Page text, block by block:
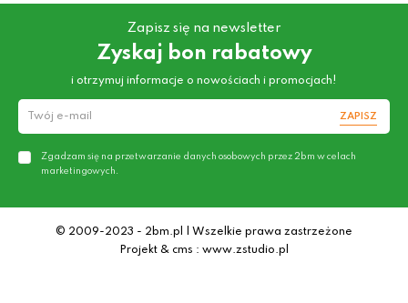
Zapisz się na newsletter
Zyskaj bon rabatowy
i otrzymuj informacje o nowościach i promocjach!
ZAPISZ
Zgadzam się na przetwarzanie danych osobowych przez 2bm w celach
marketingowych.
© 2009-2023 - 2bm.pl | Wszelkie prawa zastrzeżone
Projekt & cms : www.zstudio.pl